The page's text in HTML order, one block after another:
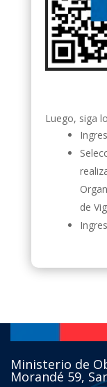
Luego, siga
de
Ministerio de
Morandé 59,